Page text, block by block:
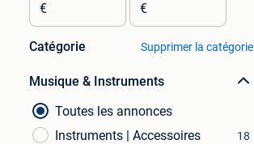
€ €
Catégorie Supprimer la catégorie
Musique & Instruments
Toutes les annonces
Instruments | Accessoires
18